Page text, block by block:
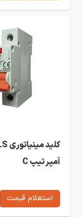
آمپر تیپ C
استعلام قیمت